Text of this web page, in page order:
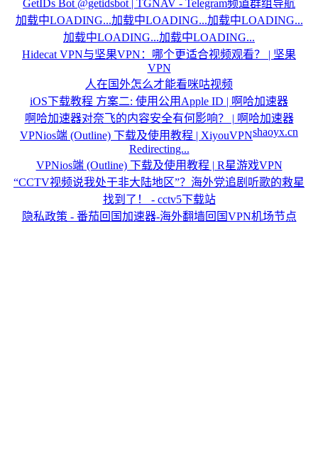
GetIDs Bot @getidsbot | TGNAV - Telegram频道群组导航
加载中LOADING...加载中LOADING...加载中LOADING...
加载中LOADING...加载中LOADING...
Hidecat VPN与坚果VPN：哪个更适合视频观看？ | 坚果
VPN
人在国外怎么才能看咪咕视频
iOS下载教程 方案二: 使用公用Apple ID | 啊哈加速器
啊哈加速器对奈飞的内容安全有何影响？ | 啊哈加速器
VPNios端 (Outline) 下载及使用教程 | XiyouVPNshaoyx.cn
Redirecting...
VPNios端 (Outline) 下载及使用教程 | R星游戏VPN
“CCTV视频说我处于非大陆地区”？海外党追剧听歌的救星
找到了！ - cctv5下载站
隐私政策 - 番茄回国加速器-海外翻墙回国VPN机场节点